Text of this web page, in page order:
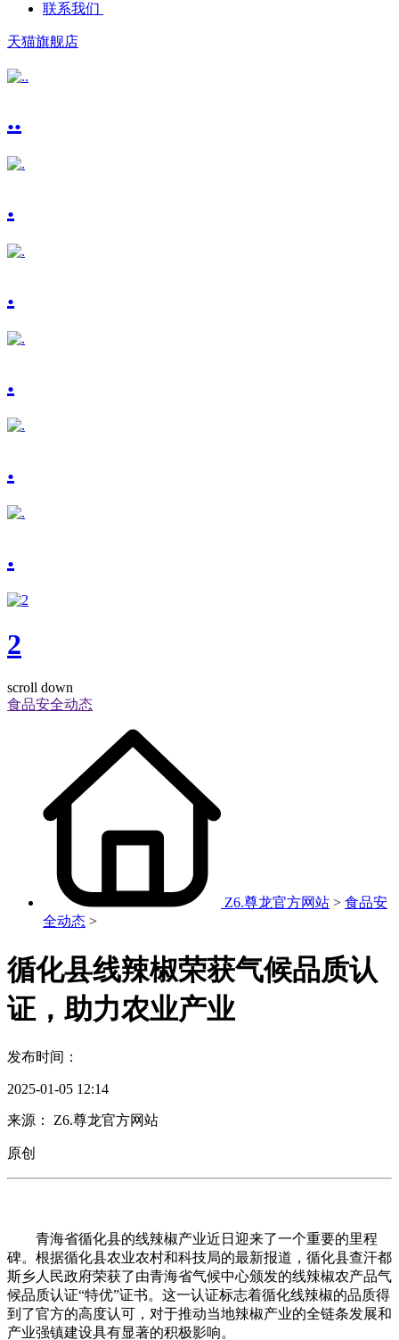
联系我们
天猫旗舰店
..
.
.
.
.
.
2
scroll down
食品安全动态
Z6.尊龙官方网站 > 食品安
全动态 >
循化县线辣椒荣获气候品质认
证，助力农业产业
发布时间：
2025-01-05 12:14
来源： Z6.尊龙官方网站
原创
青海省循化县的线辣椒产业近日迎来了一个重要的里程
碑。根据循化县农业农村和科技局的最新报道，循化县查汗都
斯乡人民政府荣获了由青海省气候中心颁发的线辣椒农产品气
候品质认证“特优”证书。这一认证标志着循化线辣椒的品质得
到了官方的高度认可，对于推动当地辣椒产业的全链条发展和
产业强镇建设具有显著的积极影响。